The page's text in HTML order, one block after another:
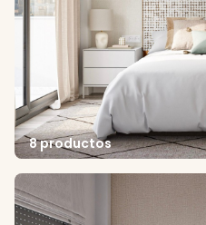
8 productos